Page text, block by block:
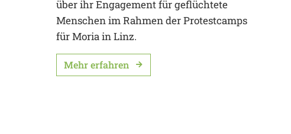
über ihr Engagement für geflüchtete
Menschen im Rahmen der Protestcamps
für Moria in Linz.
Mehr erfahren